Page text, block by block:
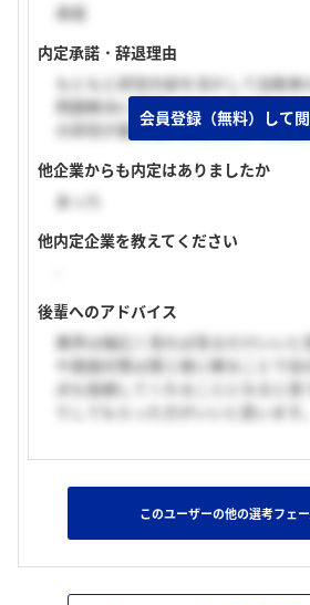
承諾
内定承諾・辞退理由
もともと研究内容を活かして自動
問題解決に貢献したいと考えていま
の研究が最も活かせることから承諾
他企業からも内定はありましたか
あった
他内定企業を教えてください
後輩へのアドバイス
業界は幅広く見れば見るだけいいと
や面接対策は第三者に頼ることで自
点も指摘してくれることになると
りしてもらった方がいいと思います。
会員登録（無料）して
このユーザーの他の選考フェ